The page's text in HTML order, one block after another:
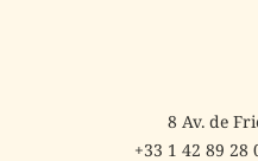
8 Av. de
+33 1 42 89 28